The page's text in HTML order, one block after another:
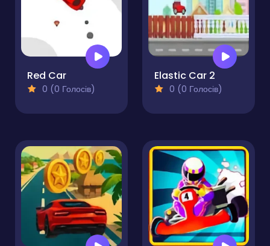
Red Car
0 (0 Голосів)
Elastic Car 2
0 (0 Голосів)